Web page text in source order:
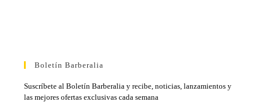
Boletín Barberalia
Suscríbete al Boletín Barberalia y recibe, noticias, lanzamientos y
las mejores ofertas exclusivas cada semana